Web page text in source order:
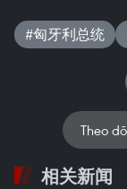
#匈牙利总统
Theo
相关新闻